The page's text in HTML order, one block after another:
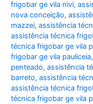
frigobar ge vila nivi,
nova conceição,
mazzei,assistência
assistência técnica
técnica frigobar ge vila
frigobar ge vila pauliceia
penteado,assistência
barreto,assistência
assistência técnica
técnica frigobar ge vila